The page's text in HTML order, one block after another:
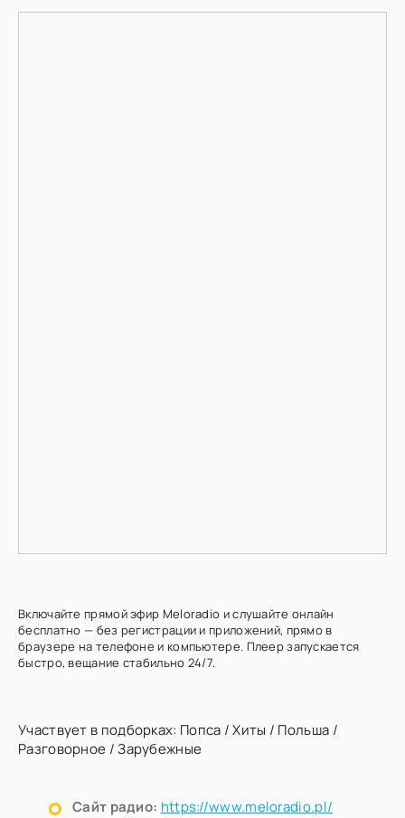
Включайте прямой эфир Meloradio и слушайте онлайн
бесплатно — без регистрации и приложений, прямо в
браузере на телефоне и компьютере. Плеер запускается
быстро, вещание стабильно 24/7.
Участвует в подборках: Попса /Хиты / Польша /
Разговорное /Зарубежные
Сайт радио: https://www.meloradio.pl/